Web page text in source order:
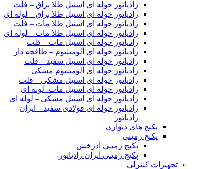
رادیاتور حوله ای استیل طلا براق – فلت
رادیاتور حوله ای استیل طلا براق – لوله ای
رادیاتور حوله ای استیل طلا مات – فلت
رادیاتور حوله ای استیل طلا مات – لوله ای
رادیاتور حوله ای استیل مات – فلت
رادیاتور حوله ای آلومینیوم – طاقچه دار
رادیاتور حوله ای استیل سفید – فلت
رادیاتور حوله ای آلومینیوم مشکی
رادیاتور حوله ای استیل مشکی – فلت
رادیاتور حوله ای استیل مات- لوله ای
رادیاتور حوله ای استیل مشکی – لوله ای
رادیاتور حوله ای فولادی سفید – ایران
رادیاتور
پکیج های دیواری
پکیج زمینی
پکیج زمینی آذرخش
پکیج زمینی ایران رادیاتور
تجهیزات کنترلی